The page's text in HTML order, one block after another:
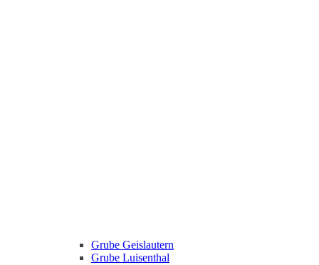
Grube Geislautern
Grube Luisenthal